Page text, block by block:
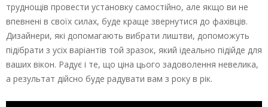
труднощів провести установку самостійно, але якщо ви не
впевнені в своїх силах, буде краще звернутися до фахівців.
Дизайнери, які допомагають вибрати лиштви, допоможуть
підібрати з усіх варіантів той зразок, який ідеально підійде для
ваших вікон. Радує і те, що ціна цього задоволення невелика,
а результат дійсно буде радувати вам з року в рік.